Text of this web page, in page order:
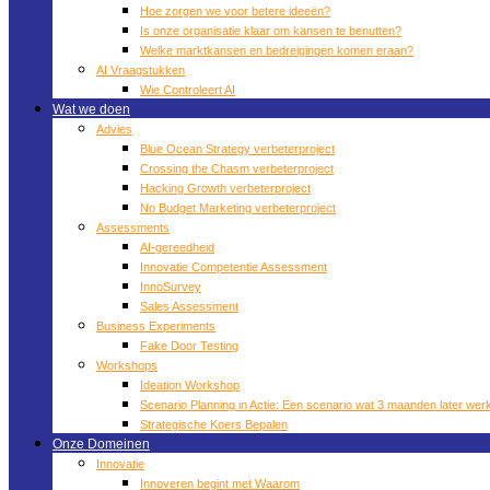
Hoe zorgen we voor betere ideeën?
Is onze organisatie klaar om kansen te benutten?
Welke marktkansen en bedreigingen komen eraan?
AI Vraagstukken
Wie Controleert AI
Wat we doen
Advies
Blue Ocean Strategy verbeterproject
Crossing the Chasm verbeterproject
Hacking Growth verbeterproject
No Budget Marketing verbeterproject
Assessments
AI-gereedheid
Innovatie Competentie Assessment
InnoSurvey
Sales Assessment
Business Experiments
Fake Door Testing
Workshops
Ideation Workshop
Scenario Planning in Actie: Een scenario wat 3 maanden later
Strategische Koers Bepalen
Onze Domeinen
Innovatie
Innoveren begint met Waarom